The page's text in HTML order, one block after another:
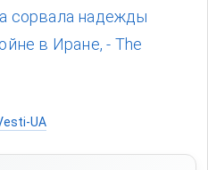
сорвала надежды
в Иране, - The
UA